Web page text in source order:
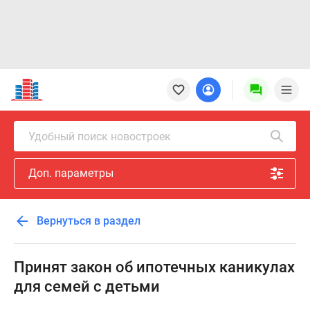
Новостройки
Квартиры
Ипотека
Новостройки
Москвы
Новостройки
Подмосковья
Новостройки
Москвы
Готовые
новостройки
Новостройки
Удобный поиск новостроек
Доп. параметры
Вернуться в раздел
Принят закон об ипотечных каникулах
для семей с детьми